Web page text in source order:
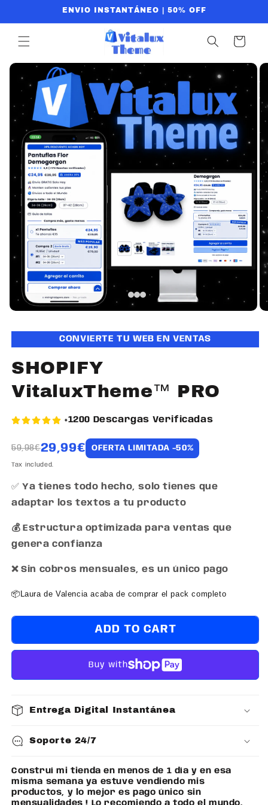
ENVIO INSTANTÁNEO | 50% OFF
Cart
Skip to
information
CONVIERTE TU WEB EN VENTAS
SHOPIFY
VitaluxTheme™ PRO
+1200 Descargas Verificadas
59,98€29,99€ OFERTA LIMITADA -50%
Tax included.
✅Ya tienes todo hecho, solo tienes que
adaptar los textos a tu producto
💰 Estructura optimizada para ventas que
genera confianza
❌ Sin cobros mensuales, es un único pago
📦Laura de Valencia acaba de comprar el pack completo
ADD TO CART
Buy with
Entrega Digital Instantánea
Soporte 24/7
Construí mi tienda en menos de 1 día y en esa
misma semana ya estuve vendiendo mis
productos, y lo mejor es pago único sin
mensualidades ! Lo recomiendo a todo el mundo.